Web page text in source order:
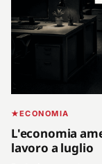
ECONOMIA
L'economia
lavoro a luglio